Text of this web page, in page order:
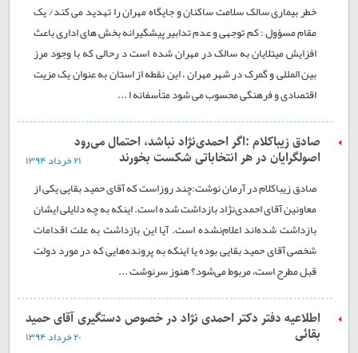
خطر بیماری سالک سلامت ساکنان و جایگاه مهران را تهدید می کند/ یک
مقام مسؤول : کم توجهی و عدم تدابیر پیشگیرانه بخش های اداری باعث
افزایش میتلایان به سالک در مهران شده است د رحالی که با وجود مرز
بین المللی و گمرک در شهر مهران ، این نقطه از استان به عنوان یک مزیت
اقتصادی و فرهنگی محسوب می شود متأسفانه ا ...
صادق زیباکلام :اگر احمدی‌نژاد نباشد، احتمال می‌رود
اصولگرایان در هر انتخاباتی شکست بخورند ۲۱ خرداد ۱۳۹۴
صادق زیباکلام در آرمان نوشت:چند روزاست که آقای حمید بقایی یکی از
معاونین آقای احمدی‌نژاد بازداشت شده است. اینکه به چه دلایلی ایشان
بازداشت شده‌اند اعلام‌نشده است. آیا این بازداشت به علت اقدامات
شخصی آقای حمید بقایی بوده یا اینکه به پرونده‌هایی که در مورد دولت
قبل مطرح است، مربوط می‌شود؟ هنوز سرنوشت ...
اطلاعیه دفتر دکتر احمدی نژاد در خصوص دستگیری آقای حمید
بقائی ۲۰ خرداد ۱۳۹۴